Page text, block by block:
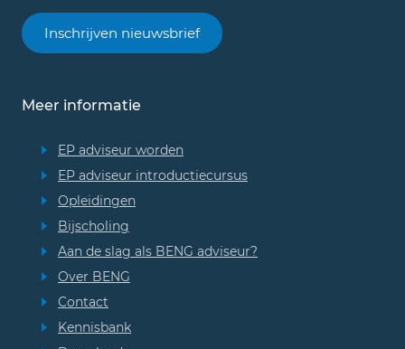
Inschrijven nieuwsbrief
Meer informatie
EP adviseur worden
EP adviseur introductiecursus
Opleidingen
Bijscholing
Aan de slag als BENG adviseur?
Over BENG
Contact
Kennisbank